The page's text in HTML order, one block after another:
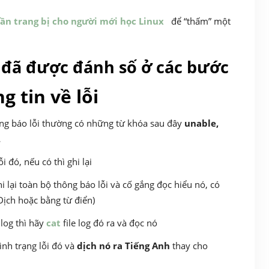
trang bị cho người mới học Linux để “thấm” một
được đánh số ở các bước
tin về lỗi
báo lỗi thường có những từ khóa sau đây unable,
đó, nếu có thì ghi lại
lại toàn bộ thông báo lỗi và cố gắng đọc hiểu nó, có
hoặc bằng từ điển)
thì hãy cat file log đó ra và đọc nó
trạng lỗi đó và dịch nó ra Tiếng Anh thay cho